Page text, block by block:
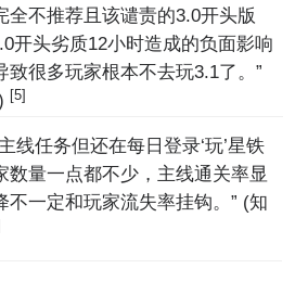
全不推荐且该谴责的3.0开头版
开头劣质12小时造成的负面影响
致很多玩家根本不去玩3.1了。”
[5]
线任务但还在每日登录‘玩’星铁
数量一点都不少，主线通关率显
不一定和玩家流失率挂钩。” (知